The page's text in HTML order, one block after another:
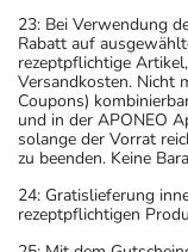
23: Bei Verwendung
Rabatt auf
rezeptpflichtige
Versandkosten. Nicht
Coupons)
und in der APONEO
solange der Vorrat
zu beenden. Keine
24: Gratislieferung
rezeptpflichtigen